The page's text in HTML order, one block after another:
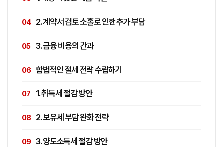
2. 계약서 검토 소홀로 인한 추가 부담
3. 금융 비용의 간과
합법적인 절세 전략 수립하기
1. 취득세 절감 방안
2. 보유세 부담 완화 전략
3. 양도소득세 절감 방안